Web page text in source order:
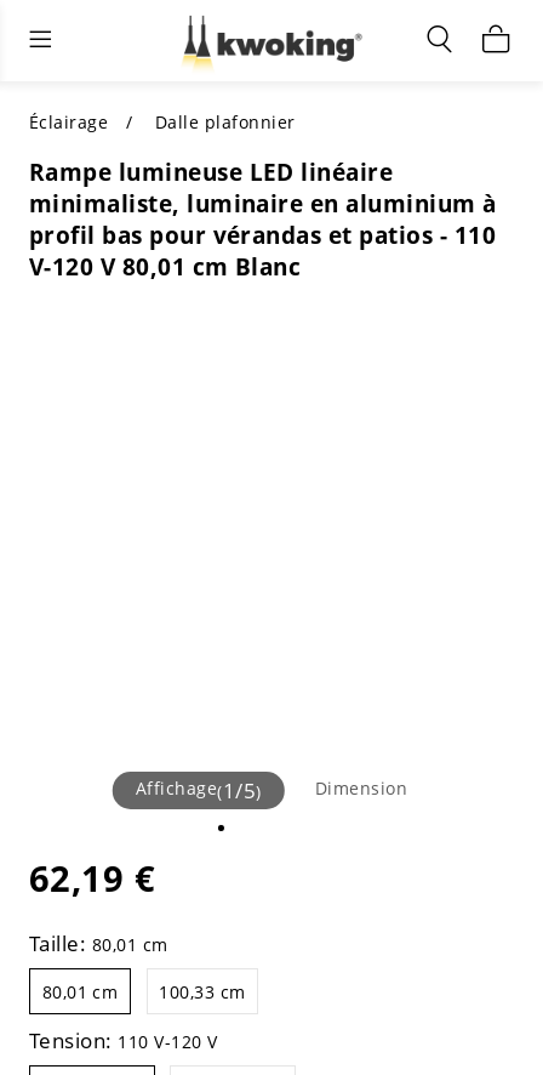
Meubles de salon
TOUS LES MEUBLES DE SALON
MEILLEURS CHOIX
ACHETEZ PAR STYLE
Éclairage intérieur
Acheter par catégorie
ACHETEZ PAR STYLE
Shop by Colors
Éclairage extérieur
TOUT L'ÉCLAIRAGE POUR
ACHETEZ PAR CATÉGORIE
ACHETEZ PAR STYLE
Éclairage Dalle plafonnier
Rampe lumineuse LED linéaire
minimaliste, luminaire en aluminium à
profil bas pour vérandas et patios - 110
V-120 V 80,01 cm Blanc
Affichage(1/5) Dimension
62,19 €
Taille: 80,01 cm
80,01 cm 100,33 cm
Tension: 110 V-120 V